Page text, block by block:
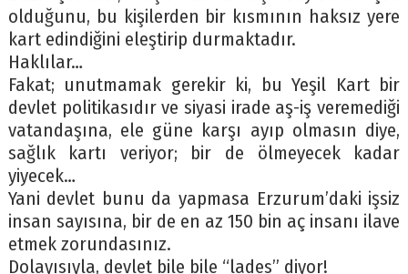
olduğunu, bu kişilerden bir kısmının haksız yere
kart edindiğini eleştirip durmaktadır.
Haklılar…
Fakat; unutmamak gerekir ki, bu Yeşil Kart bir
devlet politikasıdır ve siyasi irade aş-iş veremediği
vatandaşına, ele güne karşı ayıp olmasın diye,
sağlık kartı veriyor; bir de ölmeyecek kadar
yiyecek…
Yani devlet bunu da yapmasa Erzurum’daki işsiz
insan sayısına, bir de en az 150 bin aç insanı ilave
etmek zorundasınız.
Dolayısıyla, devlet bile bile “lades” diyor!